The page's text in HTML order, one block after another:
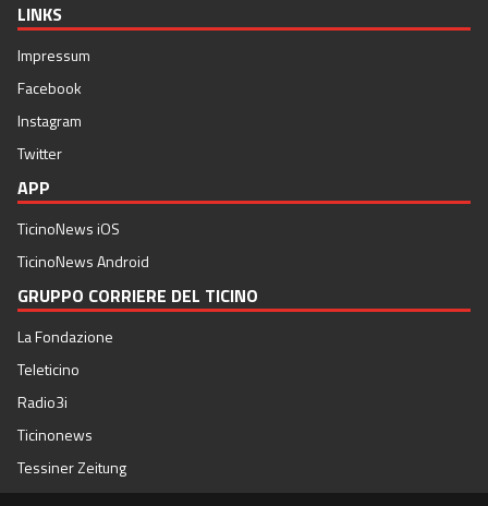
LINKS
Impressum
Facebook
Instagram
Twitter
APP
TicinoNews iOS
TicinoNews Android
GRUPPO CORRIERE DEL TICINO
La Fondazione
Teleticino
Radio3i
Ticinonews
Tessiner Zeitung